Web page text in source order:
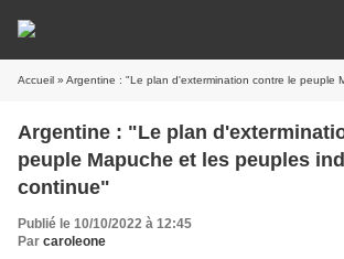
Accueil » Argentine : "Le plan d'extermination contre le peuple Mapuche et
Argentine : "Le plan
peuple Mapuche et les peuples
continue"
Publié le 10/10/2022 à 12:45
Par caroleone